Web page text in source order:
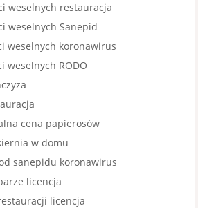
weselnych restauracja
weselnych Sanepid
weselnych koronawirus
weselnych RODO
cena papierosów
w domu
sanepidu koronawirus
licencja
licencja